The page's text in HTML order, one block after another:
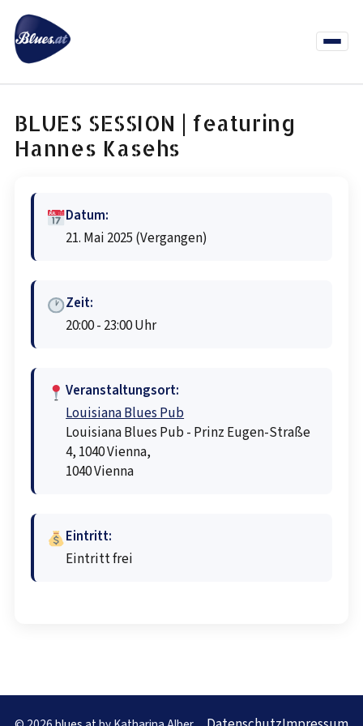
Inhalt
springen
Menü
BLUES SESSION | featuring
Hannes Kasehs
Datum:
21. Mai 2025 (Vergangen)
Zeit:
20:00 - 23:00 Uhr
Veranstaltungsort:
Louisiana Blues Pub
Louisiana Blues Pub - Prinz Eugen-Straße
4, 1040 Vienna,
1040 Vienna
Eintritt:
Eintritt frei